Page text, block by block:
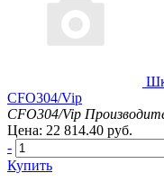
CFO304/Vip
CFO304/Vip
Цена: 22 814.40 руб.
-
Купить